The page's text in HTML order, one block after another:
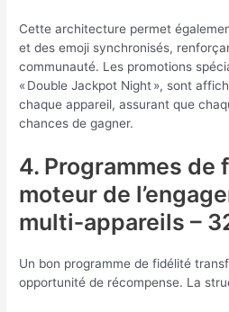
Cette architecture permet
et des emoji synchronisés,
communauté. Les promotions
« Double Jackpot Night », sont
chaque appareil, assurant que
chances de gagner.
4. Programmes de
moteur de
multi‑appareils –
Un bon programme de fidélité
opportunité de récompense. La